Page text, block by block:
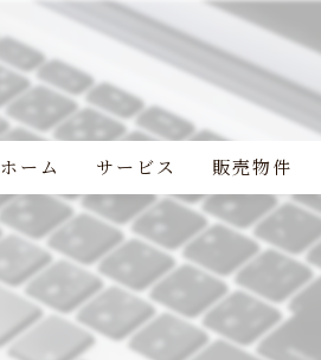
ホーム サービス 販売物件